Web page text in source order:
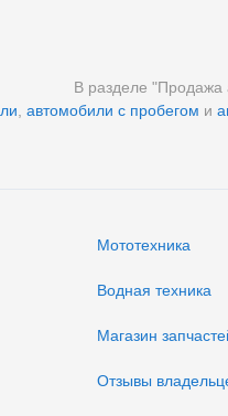
В разделе "Продажа
автомобили с пробегом и
Мототехника
Водная техника
Магазин
Отзывы